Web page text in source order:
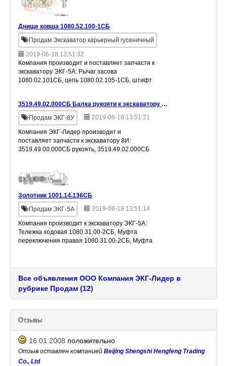
Днище ковша 1080.52.100-1СБ
Продам Экскаватор карьерный гусеничный
2019-06-18 13:51:32
Компания производит и поставляет запчасти к
экскаватору ЭКГ-5А: Рычаг засова
1080.02.101СБ, цепь 1080.02.105-1СБ, штифт
3519.49.02.000СБ Балка рукояти к экскаватору ЭКГ 8И
Продам ЭКГ-8У
2019-06-18 13:51:21
Компания ЭКГ-Лидер производит и
поставляет запчасти к экскаватору 8И:
3519.49.00.000СБ рукоять, 3519.49.02.000СБ
3519.55.
Золотник 1001.14.136СБ
Продам ЭКГ-5А
2019-06-18 13:51:14
Компания производит к экскаватору ЭКГ-5А:
Тележка ходовая 1080.31.00-2СБ, Муфта
переключения правая 1080.31.00-2СБ, Муфта
Все объявления ООО Компания ЭКГ-Лидер в
рубрике Продам (12)
Отзывы
16.01.2008 положительно
Отзыв оставлен компанией Beijing Shengshi Hengfeng Trading
Co., Ltd